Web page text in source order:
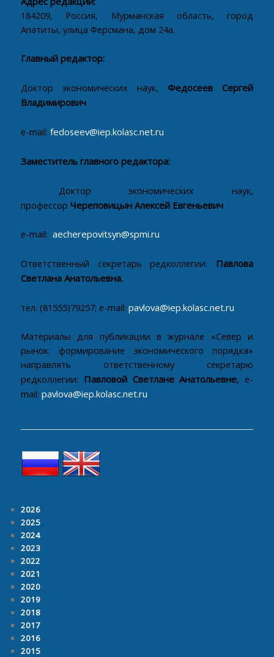
184209, Россия, Мурманская область, город
Апатиты, улица Ферсмана, дом 24а.
Главный редактор:
Доктор экономических наук, Федосеев Сергей
Владимирович
e-mail:fedoseev@iep.kolasc.net.ru
Заместитель главного редактора:
Доктор экономических наук,
профессорЧереповицын Алексей Евгеньевич
e-mail:aecherepovitsyn@spmi.ru
Ответственный секретарь редколлегии: Павлова
Светлана Анатольевна,
тел. (81555)79257; e-mail:pavlova@iep.kolasc.net.ru
Материалы для публикации в журнале «Север и
рынок: формирование экономического порядка»
направлять ответственному секретарю
редколлегии: Павловой Светлане Анатольевне, e-
mail:pavlova@iep.kolasc.net.ru
2026
2025
2024
2023
2022
2021
2020
2019
2018
2017
2016
2015